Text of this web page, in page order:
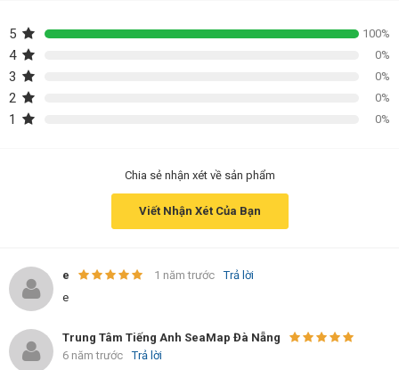
5 100%
4 0%
3 0%
2 0%
1 0%
Chia sẻ nhận xét về sản phẩm
Viết Nhận Xét Của Bạn
e 1 năm trước
Trả lời
e
Trung Tâm Tiếng Anh SeaMap Đà Nẵng
6 năm trước
Trả lời